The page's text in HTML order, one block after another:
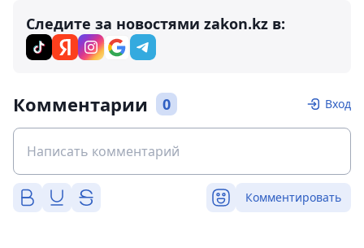
Следите за новостями zakon.kz в:
Комментарии 0 Вход
Комментировать